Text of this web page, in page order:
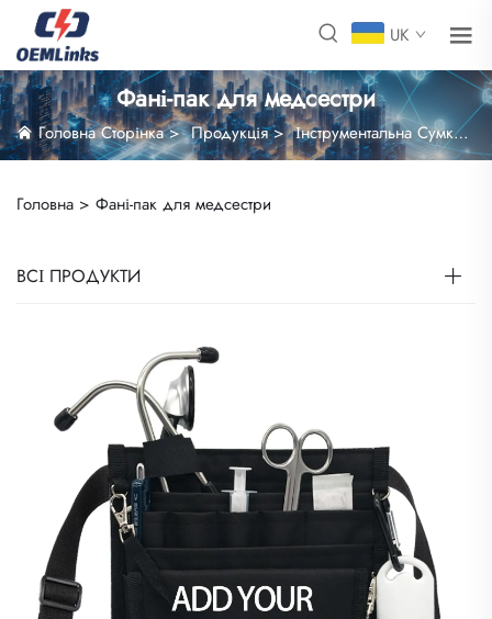
UK
Фані-пак для медсестри
Головна Сторінка>Продукція>Інструментальна Сумка >
Головна > Фані-пак для медсестри
ВСІ ПРОДУКТИ